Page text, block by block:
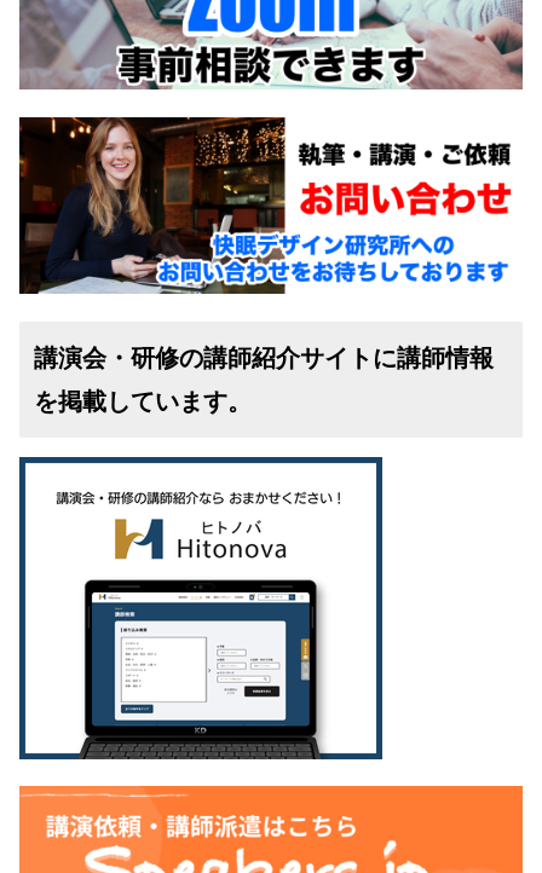
講演会・研修の講師紹介サイトに講師情報
を掲載しています。